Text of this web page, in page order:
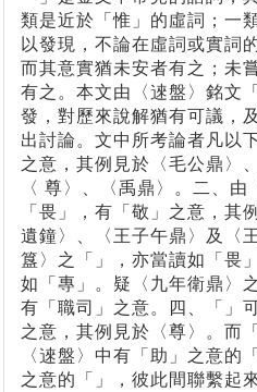
類是近於「惟」的虛詞；一
以發現，不論在虛詞或實詞
而其意實猶未安者有之；未
有之。本文由〈逨盤〉銘文
發，對歷來說解猶有可議，
出討論。文中所考論者凡以
之意，其例見於〈毛公鼎〉
〈 尊〉、〈禹鼎〉。二、
「畏」，有「敬」之意，其
遺鐘〉、〈王子午鼎〉及〈
簋〉之「」，亦當讀如「畏
如「專」。疑〈九年衛鼎〉
有「職司」之意。四、「」
之意，其例見於〈尊〉。而
〈逨盤〉中有「助」之意的
之意的「」，彼此間聯繫起來